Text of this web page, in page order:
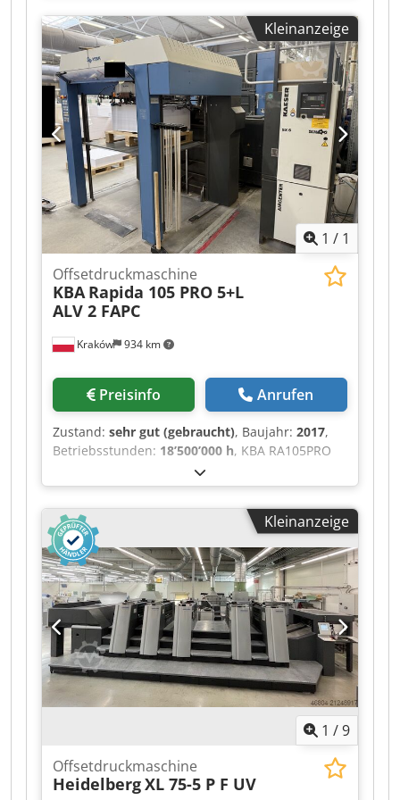
Prinect Press Center mit Fernsteuereinrichtung
für Farbzonen, Farbduktoren sowie Umfang-,
Seiten- und Diagonalregister mit Job Memory
Card und Touch Screen Chedey Hvt Hjpfx Aizoa
Alcolor Filmfeuchtwerke mit Umwälzung und
Kühlung Autoplate automatisches
Plattenwechselsystem automatische
Farbwalzenwascheinrichtung automatische
Gummituch- und
Druckzylinderwascheinrichtung
Bedruckstoffdickenerweiterung 0,6 mm
Puderapparat IR-Trockner verlängerte
Hochstapelauslage Serienzubehör
Kleinanzeige
1 / 1
Kraków 934 km
Offsetdruckmaschine
KBA Rapida 105 PRO 5+L
ALV 2 FAPC
Preisinfo Anrufen
Zustand: sehr gut (gebraucht), Baujahr: 2017,
Betriebsstunden: 18’500’000 h, KBA RA105PRO
5+L ALV2 FAPC Ref. 2967 Baujahr: 2017 Zähler –
185 Mio. Max. Geschwindigkeit – 17.000 Bg./h
Cjdpfsytunhjx Aizjha CX – 1,2 mm Technotrans –
Farbwerkskühlung Waschanlage BALDWIN
Aniloxwalze 100 l/cm / 80 l/cm KBA VariDry BLUE
IR/Heißluft Luftversorgungsanlage BECKER
ErgoTronic Lab ErgoTronic PSO Match ErgoTronic
Quality Pass ErgoTronic ACR LogoTronic
Professional Sehr guter Zustand.
Kleinanzeige
1 /9
Offsetdruckmaschine
HeidelbergXL 75-5 P F UV